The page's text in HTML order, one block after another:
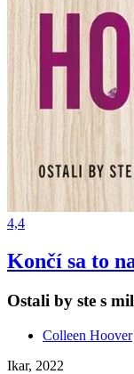
4,4
Končí sa to
Ostali by ste s
Colleen Hoover
Ikar, 2022